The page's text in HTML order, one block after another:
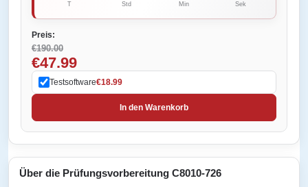
T Std Min Sek
Preis:
€190.00
€47.99
Testsoftware€18.99
In den Warenkorb
Über die Prüfungsvorbereitung C8010-726